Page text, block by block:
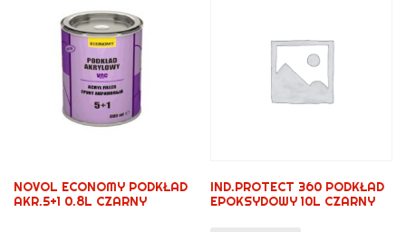
NOVOL ECONOMY PODKŁAD
AKR.5+1 0.8L CZARNY
IND.PROTECT 360 PODKŁAD
EPOKSYDOWY 10L CZARNY